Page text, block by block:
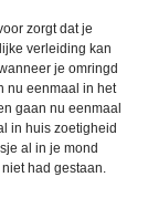
zorgt dat je
verleiding kan
je omringd
nu eenmaal in het
gaan nu eenmaal
in huis zoetigheid
al in je mond
had gestaan.